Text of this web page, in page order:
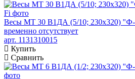
Весы МТ 30 В1ДА (5/10; 230х320) "Ф-
временно отсутствует
арт. 1131310015
Купить
Сравнить